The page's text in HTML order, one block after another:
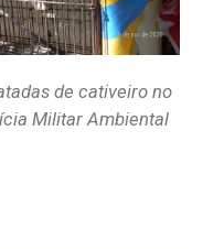
de cativeiro no
Militar Ambiental